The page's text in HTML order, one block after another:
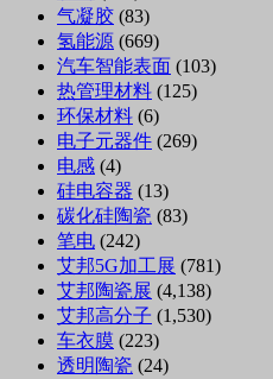
气凝胶 (83)
氢能源 (669)
汽车智能表面 (103)
热管理材料 (125)
环保材料 (6)
电子元器件 (269)
电感 (4)
硅电容器 (13)
碳化硅陶瓷 (83)
笔电 (242)
艾邦5G加工展 (781)
艾邦陶瓷展 (4,138)
艾邦高分子 (1,530)
车衣膜 (223)
透明陶瓷 (24)